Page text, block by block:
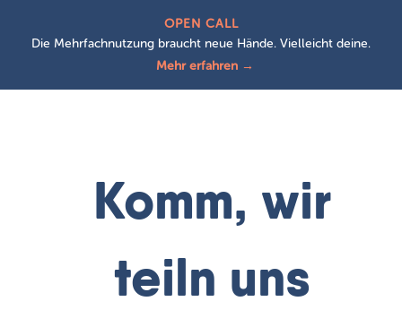
OPEN CALL
Die Mehrfachnutzung braucht neue Hände. Vielleicht deine.
Mehr erfahren →
Komm, wir
teiln uns